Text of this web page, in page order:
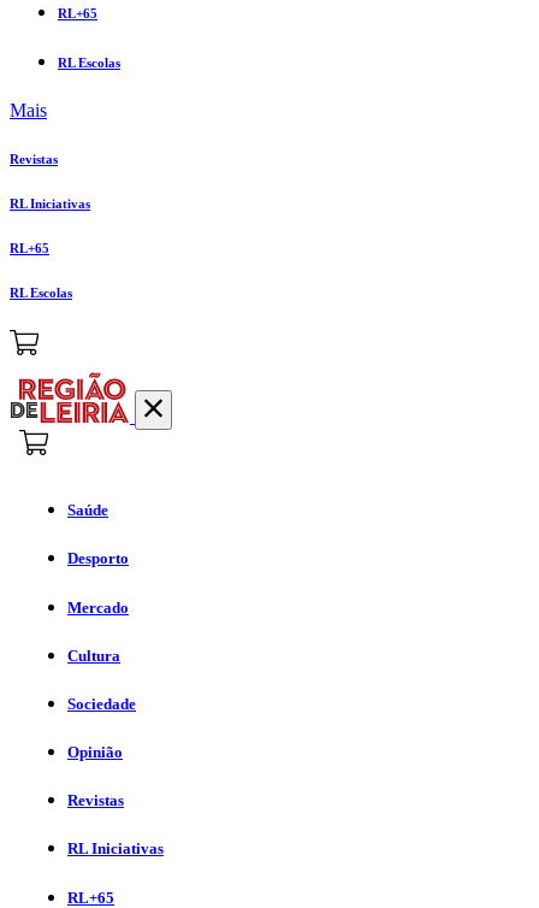
RL+65
RL Escolas
Mais
Revistas
RL Iniciativas
RL+65
RL Escolas
Saúde
Desporto
Mercado
Cultura
Sociedade
Opinião
Revistas
RL Iniciativas
RL+65